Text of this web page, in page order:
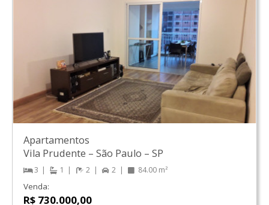
Apartamentos
Vila Prudente – São Paulo – SP
3 1 2 2 84.00 m²
Venda:
R$ 730.000,00